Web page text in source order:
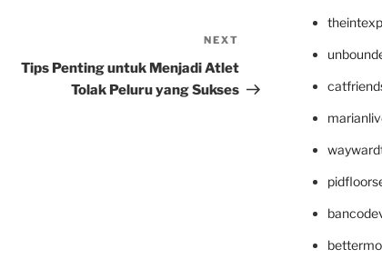
Post
NEXT
Tips Penting untuk Menjadi Atlet
Tolak Peluru yang Sukses